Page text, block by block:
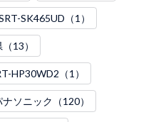
SK465UD（1）
13）
HP30WD2（1）
ナソニック（120）